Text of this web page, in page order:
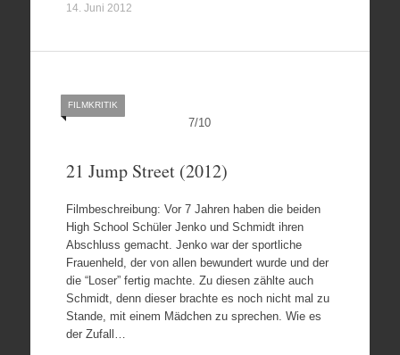
14. Juni 2012
7/10
FILMKRITIK
21 Jump Street (2012)
Filmbeschreibung: Vor 7 Jahren haben die beiden
High School Schüler Jenko und Schmidt ihren
Abschluss gemacht. Jenko war der sportliche
Frauenheld, der von allen bewundert wurde und der
die “Loser” fertig machte. Zu diesen zählte auch
Schmidt, denn dieser brachte es noch nicht mal zu
Stande, mit einem Mädchen zu sprechen. Wie es
der Zufall…